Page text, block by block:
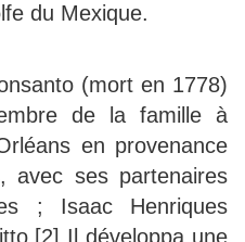
du Mexique.
(mort en 1778)
de la famille à
en provenance
avec ses partenaires
; Isaac Henriques
Il développa une